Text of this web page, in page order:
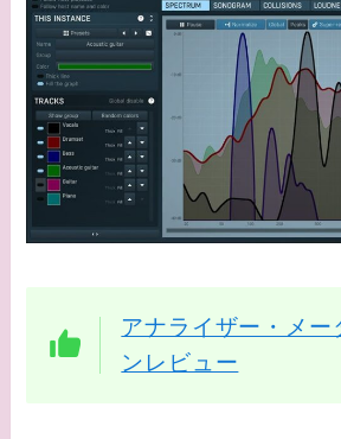
アナライザー・メー
ンレビュー